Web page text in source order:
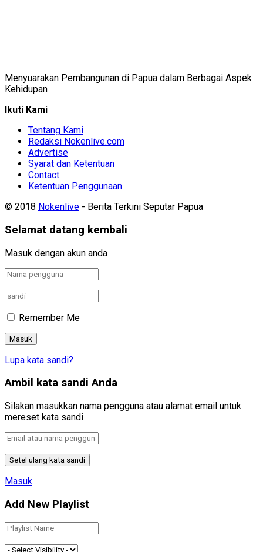
Menyuarakan Pembangunan di Papua dalam Berbagai Aspek
Kehidupan
Ikuti Kami
Tentang Kami
Redaksi Nokenlive.com
Advertise
Syarat dan Ketentuan
Contact
Ketentuan Penggunaan
© 2018 Nokenlive - Berita Terkini Seputar Papua
Selamat datang kembali
Masuk dengan akun anda
Remember Me
Lupa kata sandi?
Ambil kata sandi Anda
Silakan masukkan nama pengguna atau alamat email untuk
mereset kata sandi
Masuk
Add New Playlist